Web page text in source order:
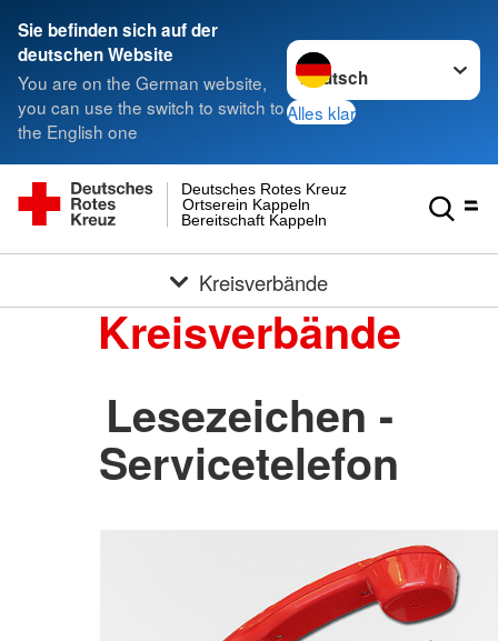
Sie befinden sich auf der
deutschen Website
You are on the German website,
you can use the switch to switch to
the English one
Sprache wechseln zu
Alles klar
Bereitschaft Kappeln
Ortserein Kappeln
Deutsches Rotes Kreuz
Kreisverbände
Kreisverbände
Lesezeichen -
Servicetelefon